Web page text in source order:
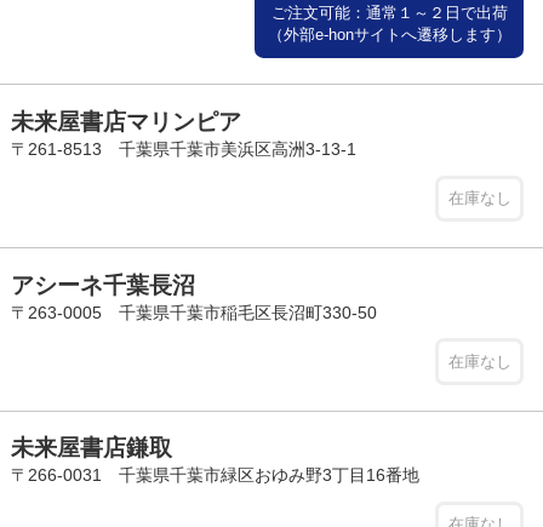
ご注文可能：通常１～２日で出荷
（外部e-honサイトへ遷移します）
未来屋書店マリンピア
〒261-8513 千葉県千葉市美浜区高洲3-13-1
在庫なし
アシーネ千葉長沼
〒263-0005 千葉県千葉市稲毛区長沼町330-50
在庫なし
未来屋書店鎌取
〒266-0031 千葉県千葉市緑区おゆみ野3丁目16番地